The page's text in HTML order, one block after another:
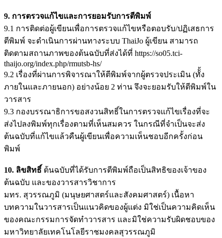
9. การตรวจแก้ไขและการยอมรับการตีพิมพ์
9.1 การติดต่อผู้เขียนเพื่อการตรวจแก้ไขหรือตอบรับ/ปฏิเสธการ
ตีพิมพ์ จะดำเนินการผ่านทางระบบ ThaiJo ผู้เขียน สามารถ
ติดตามสถานภาพของต้นฉบับที่ส่งได้ที่ https://so05.tci-
thaijo.org/index.php/rmutsb-hs/
9.2 เรื่องที่ผ่านการพิจารณาให้ตีพิมพ์จากผู้ตรวจประเมิน (ทัั้ง
ภายในและภายนอก) อย่างน้อย 2 ท่าน จึงจะยอมรับให้ตีพิมพ์ใน
วารสาร
9.3 กองบรรณาธิการขอสงวนสิทธิ์ในการตรวจแก้ไขเรื่องที่จะ
ส่งไปลงพิมพ์ทุกเรื่องตามที่เห็นสมควร ในกรณีที่จำเป็นจะส่ง
ต้นฉบับที่แก้ไขแล้วคืนผู้เขียนเพื่อความเห็นชอบอีกครั้งก่อน
พิมพ์
10. ลิขสิทธิ์ ต้นฉบับที่ได้รับการตีพิมพ์ถือเป็นสิทธิของเจ้าของ
ต้นฉบับ และของวารสารวิชาการ
มทร. สุวรรณภูมิ (มนุษยศาสตร์และสังคมศาสตร์) เนื้อหา
บทความในวารสารเป็นแนวคิดของผู้แต่ง มิใช่เป็นความคิดเห็น
ของคณะกรรมการจัดทำวารสาร และมิใช่ความรับผิดชอบของ
มหาวิทยาลัยเทคโนโลยีราชมงคลสุวรรณภูมิ